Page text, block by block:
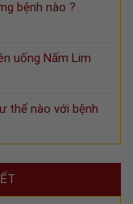
bệnh nào ?
uống Nấm Lim
thế nào với bệnh